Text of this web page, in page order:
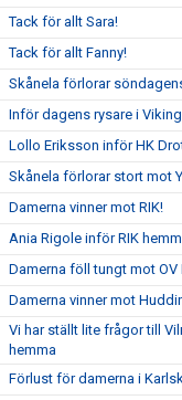
Tack för allt Sara!
Tack för allt Fanny!
Skånela förlorar
Inför dagens rysare i
Lollo Eriksson inför HK
Skånela förlorar stort mot
Damerna vinner mot RIK!
Ania Rigole inför RIK
Damerna föll tungt mot
Damerna vinner mot
Vi har ställt lite frågor till
hemma
Förlust för damerna i